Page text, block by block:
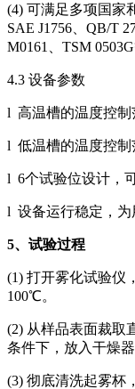
(4) 可满足多项国家
SAE J1756、QB/T
M0161、TSM 0503G
4.3 设备参数
l 高温槽的温度控制
l 低温槽的温度控制
l 6个试验位设计，
l 设备运行稳定，为
5、试验过程
(1) 打开雾化试验仪
100℃。
(2) 从样品表面裁取
条件下，放入干燥
(3) 彻底清洗起雾杯